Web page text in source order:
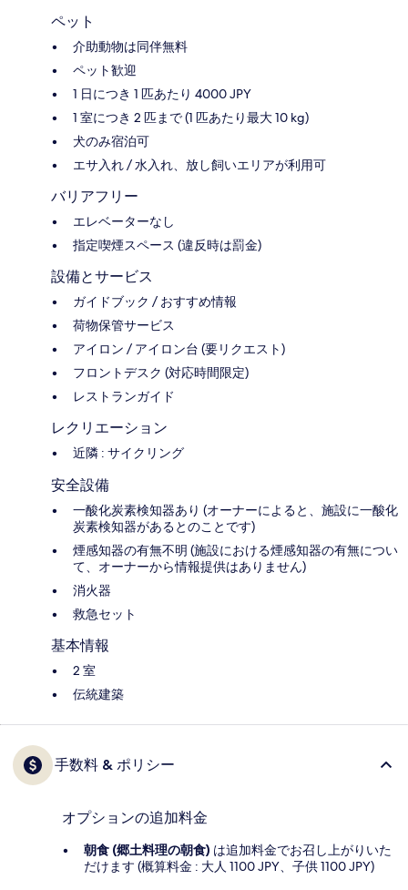
ペット
介助動物は同伴無料
ペット歓迎
1 日につき 1 匹あたり 4000 JPY
1 室につき 2 匹まで (1 匹あたり最大 10 kg)
犬のみ宿泊可
エサ入れ / 水入れ、放し飼いエリアが利用可
バリアフリー
エレベーターなし
指定喫煙スペース (違反時は罰金)
設備とサービス
ガイドブック / おすすめ情報
荷物保管サービス
アイロン / アイロン台 (要リクエスト)
フロントデスク (対応時間限定)
レストランガイド
レクリエーション
近隣 : サイクリング
安全設備
一酸化炭素検知器あり (オーナーによると、施設に一酸化
炭素検知器があるとのことです)
煙感知器の有無不明 (施設における煙感知器の有無につい
て、オーナーから情報提供はありません)
消火器
救急セット
基本情報
2 室
伝統建築
手数料 & ポリシー
オプションの追加料金
朝食 (郷土料理の朝食) は追加料金でお召し上がりいた
だけます (概算料金 : 大人 1100 JPY、子供 1100 JPY)